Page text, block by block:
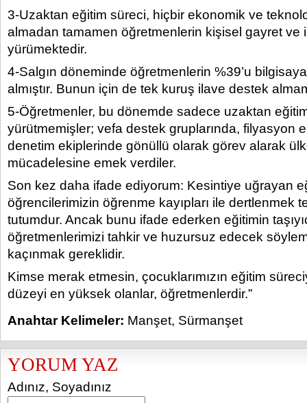
3-Uzaktan eğitim süreci, hiçbir ekonomik ve
almadan tamamen öğretmenlerin kişisel gayret ve
yürümektedir.
4-Salgın döneminde öğretmenlerin %39’u
almıştır. Bunun için de tek kuruş ilave destek
5-Öğretmenler, bu dönemde sadece uzaktan
yürütmemişler; vefa destek gruplarında, filyasyon
denetim ekiplerinde gönüllü olarak görev alarak
mücadelesine emek verdiler.
Son kez daha ifade ediyorum: Kesintiye uğrayan
öğrencilerimizin öğrenme kayıpları ile dertlenmek
tutumdur. Ancak bunu ifade ederken eğitimin
öğretmenlerimizi tahkir ve huzursuz edecek
kaçınmak gereklidir.
Kimse merak etmesin, çocuklarımızın eğitim
düzeyi en yüksek olanlar, öğretmenlerdir.”
Anahtar Kelimeler: Manşet, Sürmanşet
YORUM YAZ
Adınız, Soyadınız